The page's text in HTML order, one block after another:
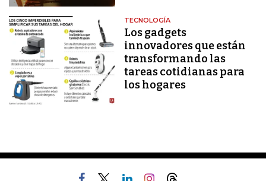
TECNOLOGÍA
Los gadgets
innovadores que están
transformando las
tareas cotidianas para
los hogares